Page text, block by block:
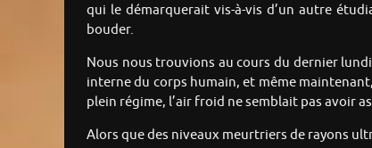
qui le démarquerait vis-à-vis d’un autre
bouder.
Nous nous trouvions au cours du dernier
interne du corps humain, et même
plein régime, l’air froid ne semblait pas avoir
Alors que des niveaux meurtriers de rayons